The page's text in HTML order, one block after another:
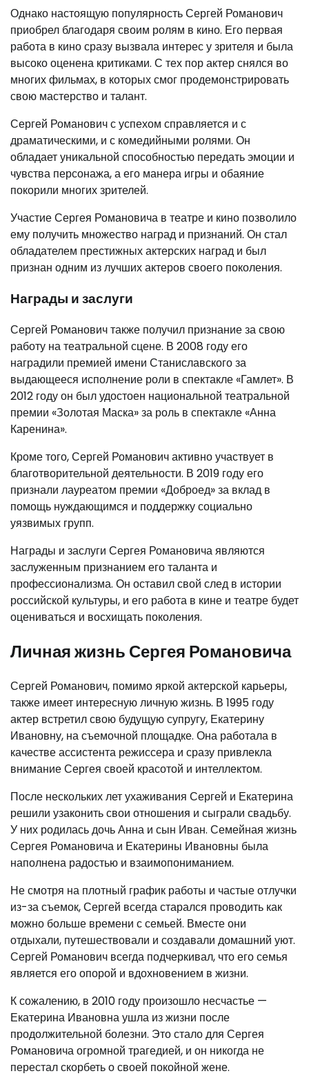
Однако настоящую популярность Сергей Романович
приобрел благодаря своим ролям в кино. Его первая
работа в кино сразу вызвала интерес у зрителя и была
высоко оценена критиками. С тех пор актер снялся во
многих фильмах, в которых смог продемонстрировать
свою мастерство и талант.
Сергей Романович с успехом справляется и с
драматическими, и с комедийными ролями. Он
обладает уникальной способностью передать эмоции и
чувства персонажа, а его манера игры и обаяние
покорили многих зрителей.
Участие Сергея Романовича в театре и кино позволило
ему получить множество наград и признаний. Он стал
обладателем престижных актерских наград и был
признан одним из лучших актеров своего поколения.
Награды и заслуги
Сергей Романович также получил признание за свою
работу на театральной сцене. В 2008 году его
наградили премией имени Станиславского за
выдающееся исполнение роли в спектакле «Гамлет». В
2012 году он был удостоен национальной театральной
премии «Золотая Маска» за роль в спектакле «Анна
Каренина».
Кроме того, Сергей Романович активно участвует в
благотворительной деятельности. В 2019 году его
признали лауреатом премии «Доброед» за вклад в
помощь нуждающимся и поддержку социально
уязвимых групп.
Награды и заслуги Сергея Романовича являются
заслуженным признанием его таланта и
профессионализма. Он оставил свой след в истории
российской культуры, и его работа в кине и театре будет
оцениваться и восхищать поколения.
Личная жизнь Сергея Романовича
Сергей Романович, помимо яркой актерской карьеры,
также имеет интересную личную жизнь. В 1995 году
актер встретил свою будущую супругу, Екатерину
Ивановну, на съемочной площадке. Она работала в
качестве ассистента режиссера и сразу привлекла
внимание Сергея своей красотой и интеллектом.
После нескольких лет ухаживания Сергей и Екатерина
решили узаконить свои отношения и сыграли свадьбу.
У них родилась дочь Анна и сын Иван. Семейная жизнь
Сергея Романовича и Екатерины Ивановны была
наполнена радостью и взаимопониманием.
Не смотря на плотный график работы и частые отлучки
из-за съемок, Сергей всегда старался проводить как
можно больше времени с семьей. Вместе они
отдыхали, путешествовали и создавали домашний уют.
Сергей Романович всегда подчеркивал, что его семья
является его опорой и вдохновением в жизни.
К сожалению, в 2010 году произошло несчастье —
Екатерина Ивановна ушла из жизни после
продолжительной болезни. Это стало для Сергея
Романовича огромной трагедией, и он никогда не
перестал скорбеть о своей покойной жене.